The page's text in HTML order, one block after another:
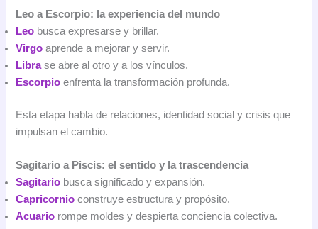
Leo a Escorpio: la experiencia del mundo
Leo busca expresarse y brillar.
Virgo aprende a mejorar y servir.
Librase abre al otro y a los vínculos.
Escorpio enfrenta la transformación profunda.
Esta etapa habla de relaciones, identidad social y crisis que
impulsan el cambio.
Sagitario a Piscis: el sentido y la trascendencia
Sagitario busca significado y expansión.
Capricornio construye estructura y propósito.
Acuario rompe moldes y despierta conciencia colectiva.